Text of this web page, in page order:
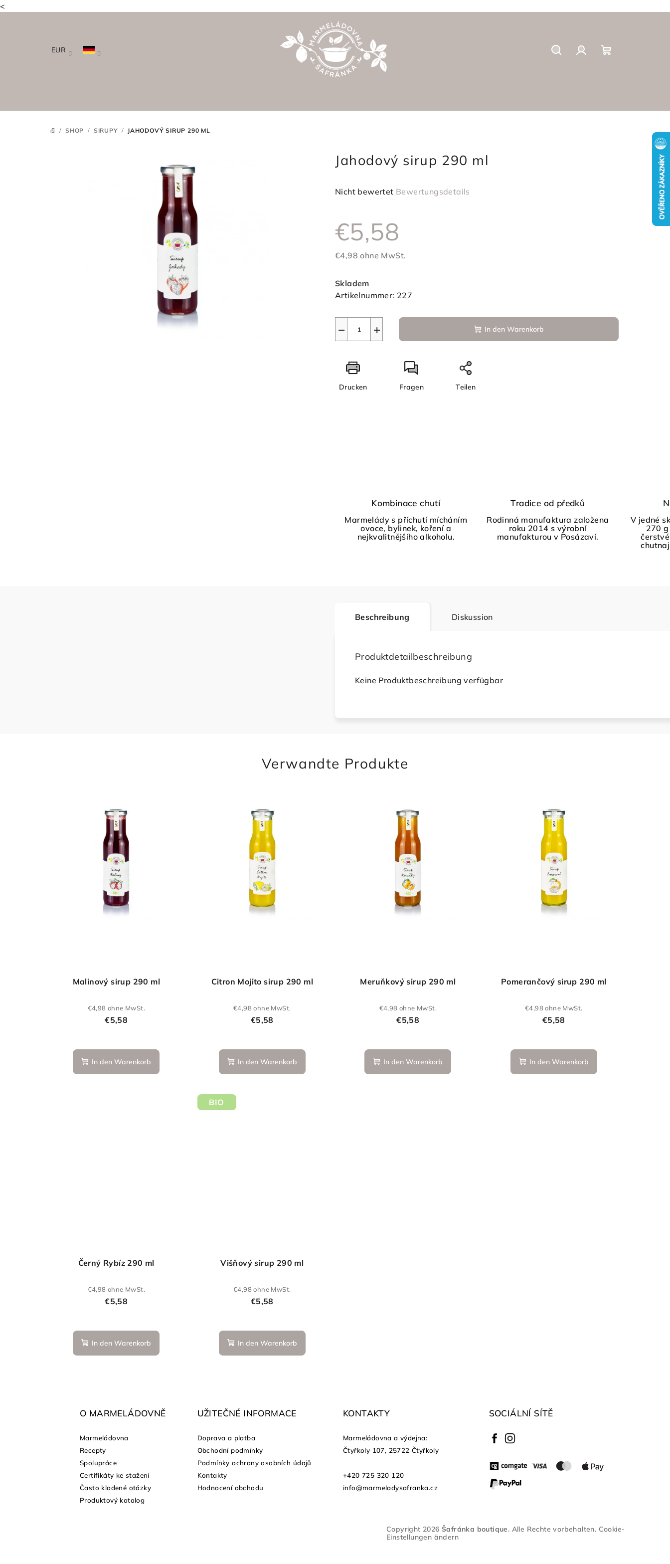
<
EUR
STARTSEITE
/ SHOP / SIRUPY / JAHODOVÝ SIRUP 290 ML
Jahodový sirup 290 ml
Die
ist
0,0
von
Nicht bewertet Bewertungsdetails
€5,58
€4,98 ohne MwSt.
Skladem
Artikelnummer: 227
+
− In den Warenkorb
Drucken Fragen Teilen
Kombinace chutí
Marmelády s příchutí mícháním
ovoce, bylinek, koření a
nejkvalitnějšího alkoholu.
Tradice od předků
Rodinná manufaktura založena
roku 2014 s výrobní
manufakturou v Posázaví.
V jedné
270
Beschreibung Diskussion
Produktdetailbeschreibung
Keine Produktbeschreibung verfügbar
Verwandte Produkte
Malinový sirup 290 ml
€4,98 ohne MwSt.
€5,58
In den Warenkorb
Citron Mojito sirup 290 ml
€4,98 ohne MwSt.
€5,58
durchschnittliche
Produktbewertung
ist
In den Warenkorb
Meruňkový sirup 290 ml
€4,98 ohne MwSt.
€5,58
In den Warenkorb
Pomerančový sirup 290 ml
€4,98 ohne MwSt.
€5,58
In den Warenkorb
Černý Rybíz 290 ml
€4,98 ohne MwSt.
€5,58
In den Warenkorb
BIO
Višňový sirup 290 ml
€4,98 ohne MwSt.
€5,58
In den Warenkorb
O MARMELÁDOVNĚ
Marmeládovna
Recepty
Spolupráce
Certifikáty ke stažení
Často kladené otázky
Produktový katalog
UŽITEČNÉ INFORMACE
Doprava a platba
Obchodní podmínky
Podmínky ochrany osobních údajů
Kontakty
Hodnocení obchodu
KONTAKTY
Marmeládovna a výdejna:
Čtyřkoly 107, 25722 Čtyřkoly
+420 725 320 120
info@marmeladysafranka.cz
SOCIÁLNÍ SÍTĚ
Copyright 2026 Šafránka boutique. Alle Rechte vorbehalten. Cookie-
Einstellungen ändern